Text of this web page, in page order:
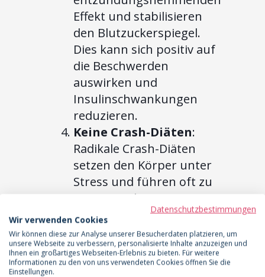
Effekt und stabilisieren
den Blutzuckerspiegel.
Dies kann sich positiv auf
die Beschwerden
auswirken und
Insulinschwankungen
reduzieren.
Keine Crash-Diäten:
Radikale Crash-Diäten
setzen den Körper unter
Stress und führen oft zu
einer Zunahme von
Fettdepots nach der Diät.
Eine langfristige
Ernährungsumstellung ist
der sinnvollere Weg, um
Datenschutzbestimmungen
Wir verwenden Cookies
Wir können diese zur Analyse unserer Besucherdaten platzieren, um
unsere Webseite zu verbessern, personalisierte Inhalte anzuzeigen und
Ihnen ein großartiges Webseiten-Erlebnis zu bieten. Für weitere
Informationen zu den von uns verwendeten Cookies öffnen Sie die
Einstellungen.